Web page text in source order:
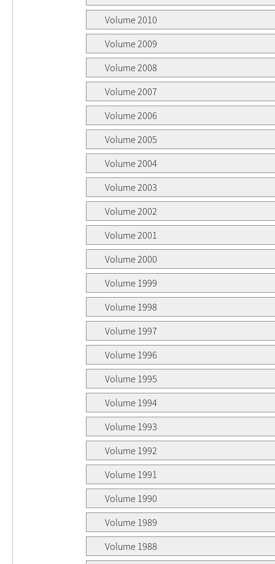
Volume 2010
Volume 2009
Volume 2008
Volume 2007
Volume 2006
Volume 2005
Volume 2004
Volume 2003
Volume 2002
Volume 2001
Volume 2000
Volume 1999
Volume 1998
Volume 1997
Volume 1996
Volume 1995
Volume 1994
Volume 1993
Volume 1992
Volume 1991
Volume 1990
Volume 1989
Volume 1988